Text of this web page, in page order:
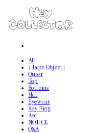
All
[ Tape Object ]
Outer
Top
Bottoms
Hat
Eyewear
Key Ring
Acc
NOTICE
Q&A